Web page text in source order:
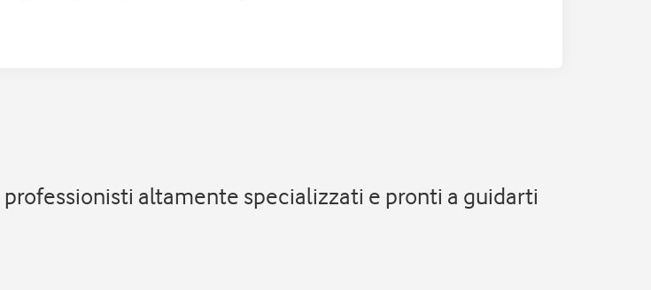
altamente specializzati e pronti a guidarti